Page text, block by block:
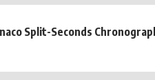
Split-Seconds